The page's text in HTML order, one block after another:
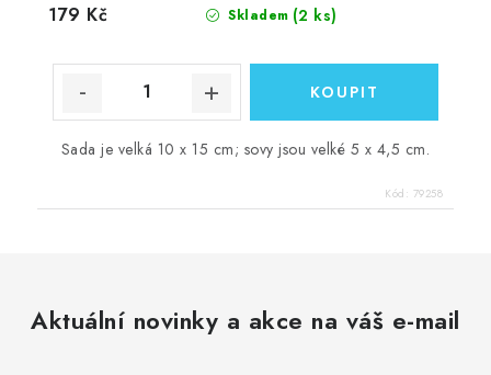
Skladem (2 ks)
179 Kč
Sada je velká 10 x 15 cm; sovy jsou velké 5 x 4,5 cm.
Kód: 79258
Aktuální novinky a akce na váš e-mail